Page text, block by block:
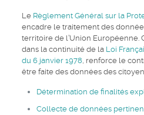
Le Règlement Général sur la
encadre le traitement des
territoire de l’Union Européenne.
dans la continuité de la Loi
du 6 janvier 1978 , renforce le
être faite des données des
Détermination de finalités
Collecte de données